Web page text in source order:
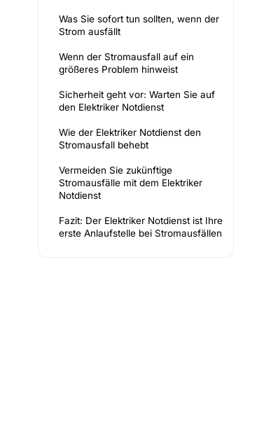
Was Sie sofort tun sollten, wenn der
Strom ausfällt
Wenn der Stromausfall auf ein
größeres Problem hinweist
Sicherheit geht vor: Warten Sie auf
den Elektriker Notdienst
Wie der Elektriker Notdienst den
Stromausfall behebt
Vermeiden Sie zukünftige
Stromausfälle mit dem Elektriker
Notdienst
Fazit: Der Elektriker Notdienst ist Ihre
erste Anlaufstelle bei Stromausfällen